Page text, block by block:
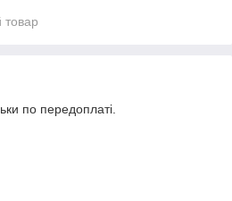
товар
по передоплаті.